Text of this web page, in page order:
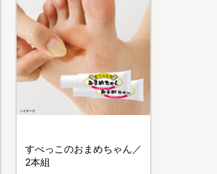
すべっこのおまめちゃん／
2本組